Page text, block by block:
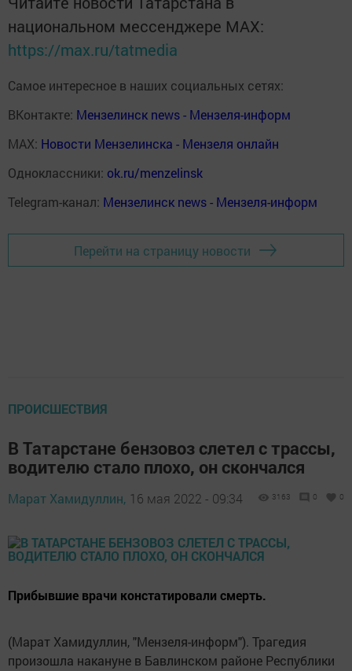
национальном мессенджере MАХ:
https://max.ru/tatmedia
Самое интересное в наших социальных сетях:
ВКонтакте: Мензелинск news - Мензеля-информ
MAX: Новости Мензелинска - Мензеля онлайн
Одноклассники: ok.ru/menzelinsk
Telegram-канал: Мензелинск news - Мензеля-информ
Перейти на страницу новости
ПРОИСШЕСТВИЯ
В Татарстане бензовоз слетел с трассы,
водителю стало плохо, он скончался
Марат Хамидуллин, 16 мая 2022 - 09:34 3163 0 0
Прибывшие врачи констатировали смерть.
(Марат Хамидуллин, "Мензеля-информ"). Трагедия
произошла накануне в Бавлинском районе Республики